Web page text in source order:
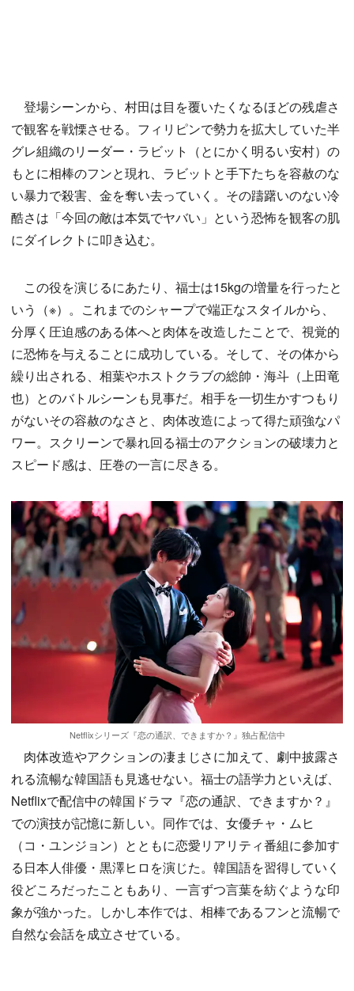
登場シーンから、村田は目を覆いたくなるほどの残虐さ
で観客を戦慄させる。フィリピンで勢力を拡大していた半
グレ組織のリーダー・ラビット（とにかく明るい安村）の
もとに相棒のフンと現れ、ラビットと手下たちを容赦のな
い暴力で殺害、金を奪い去っていく。その躊躇いのない冷
酷さは「今回の敵は本気でヤバい」という恐怖を観客の肌
にダイレクトに叩き込む。
この役を演じるにあたり、福士は15kgの増量を行ったと
いう（※）。これまでのシャープで端正なスタイルから、
分厚く圧迫感のある体へと肉体を改造したことで、視覚的
に恐怖を与えることに成功している。そして、その体から
繰り出される、相葉やホストクラブの総帥・海斗（上田竜
也）とのバトルシーンも見事だ。相手を一切生かすつもり
がないその容赦のなさと、肉体改造によって得た頑強なパ
ワー。スクリーンで暴れ回る福士のアクションの破壊力と
スピード感は、圧巻の一言に尽きる。
Netflixシリーズ『恋の通訳、できますか？』独占配信中
肉体改造やアクションの凄まじさに加えて、劇中披露さ
れる流暢な韓国語も見逃せない。福士の語学力といえば、
Netflixで配信中の韓国ドラマ『恋の通訳、できますか？』
での演技が記憶に新しい。同作では、女優チャ・ムヒ
（コ・ユンジョン）とともに恋愛リアリティ番組に参加す
る日本人俳優・黒澤ヒロを演じた。韓国語を習得していく
役どころだったこともあり、一言ずつ言葉を紡ぐような印
象が強かった。しかし本作では、相棒であるフンと流暢で
自然な会話を成立させている。